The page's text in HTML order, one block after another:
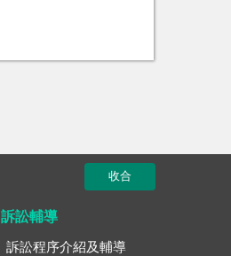
收合
訴訟輔導
訴訟程序介紹及輔導